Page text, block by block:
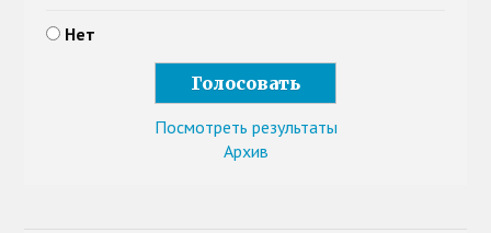
Нет
Посмотреть результаты
Архив